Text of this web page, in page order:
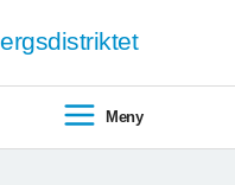
Meny